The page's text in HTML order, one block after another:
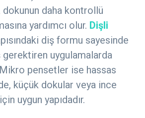
daha kontrollü
yardımcı olur. Dişli
diş formu sayesinde
uygulamalarda
pensetler ise hassas
küçük dokular veya ince
uygun yapıdadır.